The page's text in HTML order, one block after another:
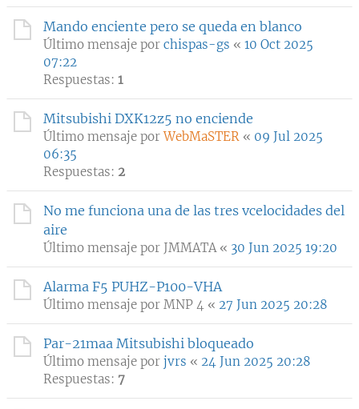
Mando enciente pero se queda en blanco
Último mensaje por chispas-gs « 10 Oct 2025
07:22
Respuestas: 1
Mitsubishi DXK12z5 no enciende
Último mensaje porWebMaSTER « 09 Jul 2025
06:35
Respuestas: 2
No me funciona una de las tres vcelocidades del
aire
Último mensaje por JMMATA« 30 Jun 2025 19:20
Alarma F5 PUHZ-P100-VHA
Último mensaje por MNP 4 « 27 Jun 2025 20:28
Par-21maa Mitsubishi bloqueado
Último mensaje por jvrs « 24 Jun 2025 20:28
Respuestas: 7